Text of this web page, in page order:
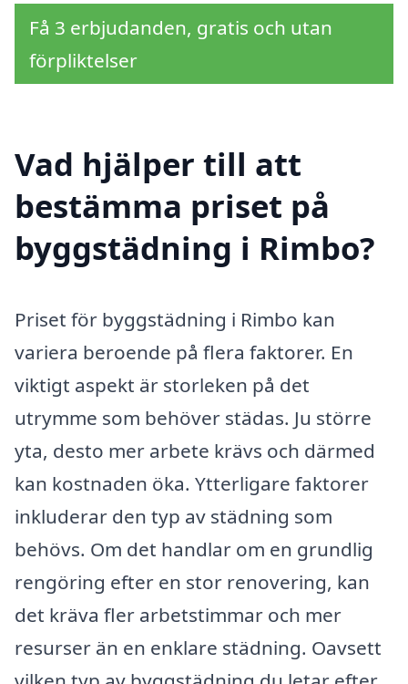
Få 3 erbjudanden, gratis och utan
förpliktelser
Vad hjälper till att
bestämma priset på
byggstädning i Rimbo?
Priset för byggstädning i Rimbo kan
variera beroende på flera faktorer. En
viktigt aspekt är storleken på det
utrymme som behöver städas. Ju större
yta, desto mer arbete krävs och därmed
kan kostnaden öka. Ytterligare faktorer
inkluderar den typ av städning som
behövs. Om det handlar om en grundlig
rengöring efter en stor renovering, kan
det kräva fler arbetstimmar och mer
resurser än en enklare städning. Oavsett